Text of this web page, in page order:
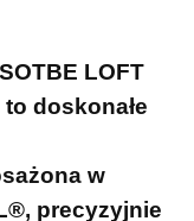
LOFT
doskonałe
w
precyzyjnie